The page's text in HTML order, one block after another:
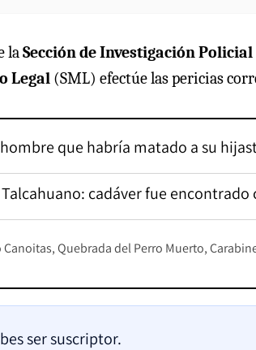
laSección de Investigación Policial
Legal (SML) efectúe las pericias
que habría matado a su
cadáver fue encontrado
Canoitas Quebrada del Perro Muerto
ser suscriptor.